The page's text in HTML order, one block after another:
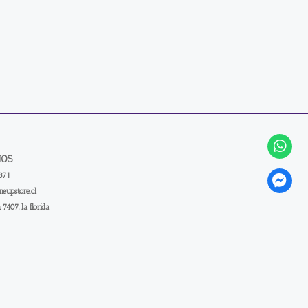
7407, la florida